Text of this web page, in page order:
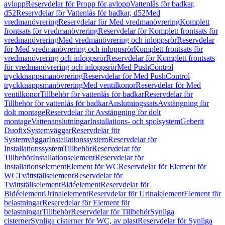
avloppReservdelar för Propp för avloppVattenlås för badkar,
d52Reservdelar för Vattenlås för badkar, d52Med
vredmanövreringReservdelar för Med vredmanövreringKomplett
frontsats för vredmanövreringReservdelar för Komplett frontsats för
vredmanövreringMed vredmanövrering och inloppsrörReservdelar
för Med vredmanövrering och inloppsrörKomplett frontsats för
vredmanövrering och inloppsrörReservdelar för Komplett frontsats
för vredmanövrering och inloppsrörMed PushControl
tryckknappsmanövreringReservdelar för Med PushControl
tryckknappsmanövreringMed ventilkonorReservdelar för Med
ventilkonorTillbehör för vattenlås för badkarReservdelar för
Tillbehör för vattenlås för badkarAnslutningssatsAvstängning för
dolt montageReservdelar för Avstängning för dolt
montageVattenanslutningarInstallations- och spolsystemGeberit
DuofixSystemväggarReservdelar för
SystemväggarInstallationssystemReservdelar för
InstallationssystemTillbehörReservdelar för
TillbehörInstallationselementReservdelar för
InstallationselementElement för WCReservdelar för Element för
WCTvättställselementReservdelar för
TvättställselementBidéelementReservdelar för
BidéelementUrinalelementReservdelar för UrinalelementElement för
belastningarReservdelar för Element för
belastningarTillbehörReservdelar för TillbehörSynliga
cisternerSynliga cisterner för WC, av plastReservdelar för Synliga